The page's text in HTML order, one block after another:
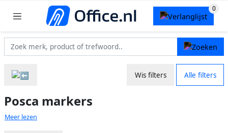
Wis filters Alle filters
Posca markers
Meer lezen